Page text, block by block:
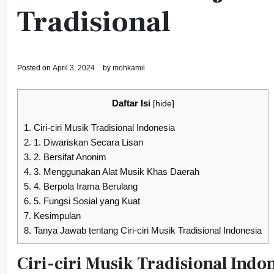
Tradisional
Posted on April 3, 2024 by mohkamil
Daftar Isi [hide]
1. Ciri-ciri Musik Tradisional Indonesia
2. 1. Diwariskan Secara Lisan
3. 2. Bersifat Anonim
4. 3. Menggunakan Alat Musik Khas Daerah
5. 4. Berpola Irama Berulang
6. 5. Fungsi Sosial yang Kuat
7. Kesimpulan
8. Tanya Jawab tentang Ciri-ciri Musik Tradisional Indonesia
Ciri-ciri Musik Tradisional